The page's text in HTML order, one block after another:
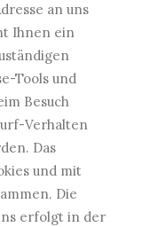
an uns
Ihnen ein
Tools und
Besuch
Verhalten
Das
und mit
Die
erfolgt in der